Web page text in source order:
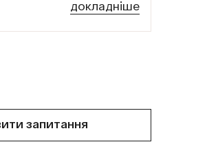
докладніше
запитання